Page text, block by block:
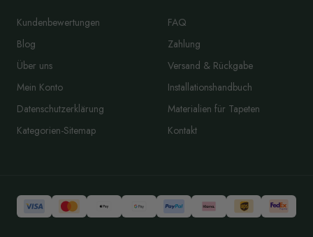
Kundenbewertungen
Blog
Über uns
Mein Konto
Datenschutzerklärung
Kategorien-Sitemap
FAQ
Zahlung
Versand & Rückgabe
Installationshandbuch
Materialien für Tapeten
Kontakt